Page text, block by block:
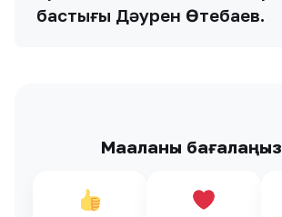
бастығы Дәурен Өтебаев.
Мақаланы бағалаңыз